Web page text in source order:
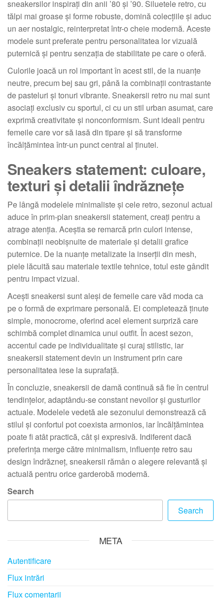
sneakersilor inspirați din anii ’80 și ’90. Siluetele retro, cu
tălpi mai groase și forme robuste, domină colecțiile și aduc
un aer nostalgic, reinterpretat într-o cheie modernă. Aceste
modele sunt preferate pentru personalitatea lor vizuală
puternică și pentru senzația de stabilitate pe care o oferă.
Culorile joacă un rol important în acest stil, de la nuanțe
neutre, precum bej sau gri, până la combinații contrastante
de pasteluri și tonuri vibrante. Sneakersii retro nu mai sunt
asociați exclusiv cu sportul, ci cu un stil urban asumat, care
exprimă creativitate și nonconformism. Sunt ideali pentru
femeile care vor să iasă din tipare și să transforme
încălțămintea într-un punct central al ținutei.
Sneakers statement: culoare,
texturi și detalii îndrăznețe
Pe lângă modelele minimaliste și cele retro, sezonul actual
aduce în prim-plan sneakersii statement, creați pentru a
atrage atenția. Aceștia se remarcă prin culori intense,
combinații neobișnuite de materiale și detalii grafice
puternice. De la nuanțe metalizate la inserții din mesh,
piele lăcuită sau materiale textile tehnice, totul este gândit
pentru impact vizual.
Acești sneakersi sunt aleși de femeile care văd moda ca
pe o formă de exprimare personală. Ei completează ținute
simple, monocrome, oferind acel element surpriză care
schimbă complet dinamica unui outfit. În acest sezon,
accentul cade pe individualitate și curaj stilistic, iar
sneakersii statement devin un instrument prin care
personalitatea iese la suprafață.
În concluzie, sneakersii de damă continuă să fie în centrul
tendințelor, adaptându-se constant nevoilor și gusturilor
actuale. Modelele vedetă ale sezonului demonstrează că
stilul și confortul pot coexista armonios, iar încălțămintea
poate fi atât practică, cât și expresivă. Indiferent dacă
preferința merge către minimalism, influențe retro sau
design îndrăzneț, sneakersii rămân o alegere relevantă și
actuală pentru orice garderobă modernă.
Search
Search
META
Autentificare
Flux intrări
Flux comentarii